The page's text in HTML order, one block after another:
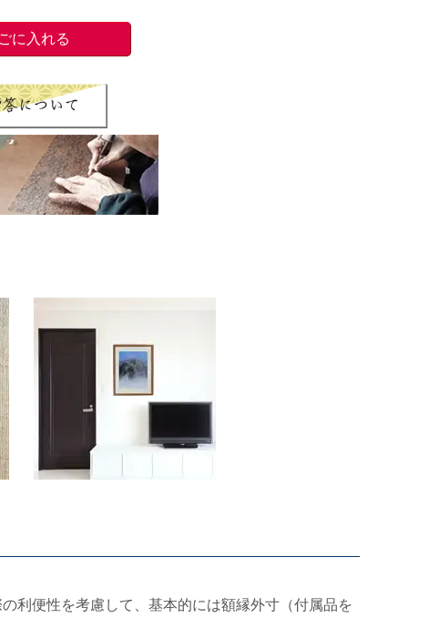
利便性を考慮して、基本的には額縁外寸（付属品を